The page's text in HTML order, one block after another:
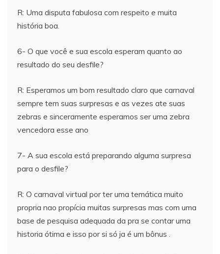
R: Uma disputa fabulosa com respeito e muita
história boa.
6- O que você e sua escola esperam quanto ao
resultado do seu desfile?
R: Esperamos um bom resultado claro que carnaval
sempre tem suas surpresas e as vezes ate suas
zebras e sinceramente esperamos ser uma zebra
vencedora esse ano
7- A sua escola está preparando alguma surpresa
para o desfile?
R: O carnaval virtual por ter uma temática muito
propria nao propícia muitas surpresas mas com uma
base de pesquisa adequada da pra se contar uma
historia ótima e isso por si só ja é um bônus .